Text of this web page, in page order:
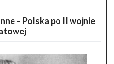
– Polska po II wojnie